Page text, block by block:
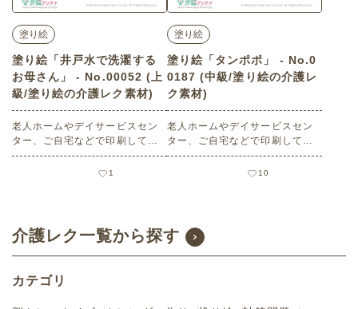
塗り絵
塗り絵「井戸水で洗濯する
お母さん」 - No.00052 (上
級/塗り絵の介護レク素材)
老人ホームやデイサービスセン
ター、ご自宅などで印刷してお
使いいただける無料の高齢者向
け介護レク素材（塗り絵・上
1
塗り絵
塗り絵「タンポポ」 - No.0
0187 (中級/塗り絵の介護レ
ク素材)
老人ホームやデイサービスセン
ター、ご自宅などで印刷してお
使いいただける無料の高齢者向
け介護レク素材（塗り絵・中
10
介護レク一覧から探す
カテゴリ